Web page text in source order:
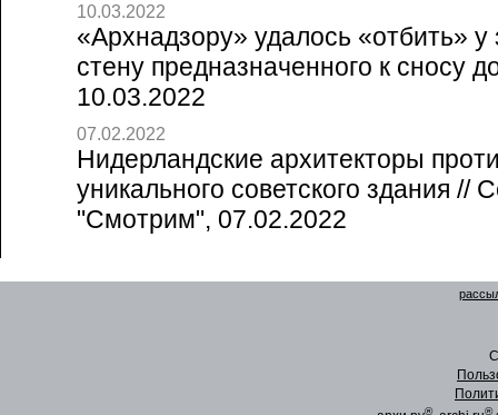
10.03.2022
«Архнадзору» удалось «отбить»
стену предназначенного к сносу
10.03.2022
07.02.2022
Нидерландские архитекторы
уникального советского здания //
"Смотрим", 07.02.2022
® ®